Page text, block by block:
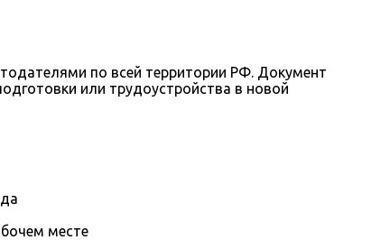
по всей территории РФ. Документ
или трудоустройства в новой
месте